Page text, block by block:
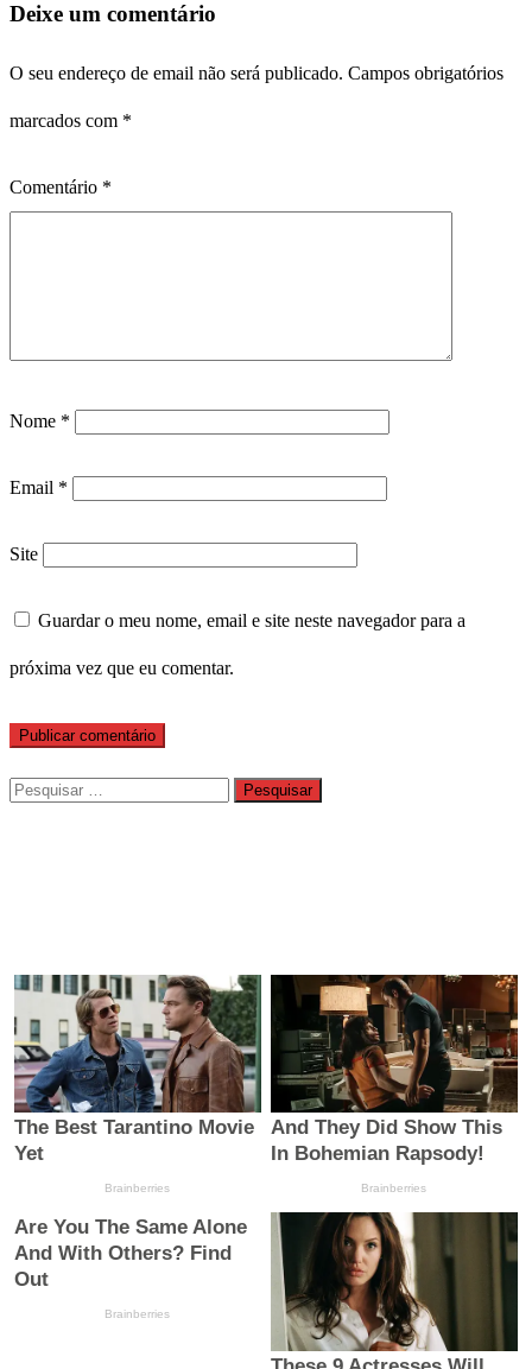
Deixe um comentário
O seu endereço de email não será publicado. Campos obrigatórios
marcados com *
Comentário *
Nome *
Email *
Site
Guardar o meu nome, email e site neste navegador para a
próxima vez que eu comentar.
Pesquisar
por: